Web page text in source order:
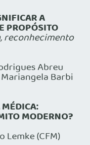
A
PROPÓSITO
reconhecimento
Abreu
Mariangela Barbi
MODERNO?
Lemke (CFM)